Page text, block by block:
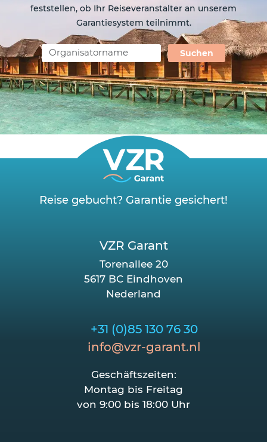
feststellen, ob Ihr Reiseveranstalter an unserem
Garantiesystem teilnimmt.
Suchen
Reise gebucht? Garantie gesichert!
+31 (0)85 130 76 30
info@vzr-garant.nl
Geschäftszeiten:
Montag bis Freitag
von 9:00 bis 18:00 Uhr
VZR Garant
Torenallee 20
5617 BC Eindhoven
Nederland